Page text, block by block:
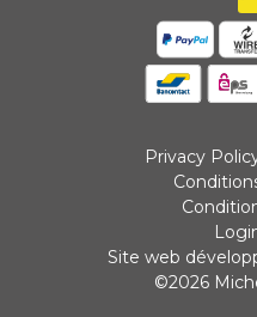
Privacy
Site web
©2026